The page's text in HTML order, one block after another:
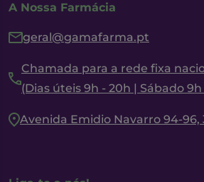
A Nossa Farmácia
geral@gamafarma.pt
Chamada para a rede fixa
(Dias úteis 9h - 20h | Sábado 9h
Avenida Emidio Navarro 94-96,